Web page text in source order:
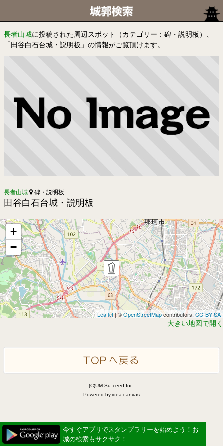
長者山城に投稿された周辺スポット（カテゴリー：碑・説明板）、
「田谷白石台城・説明板」の情報がご覧頂けます。
長者山城 碑・説明板
田谷白石台城・説明板
+
−
Leaflet| ©OpenStreetMapcontributors, CC-BY-SA
大きい地図で開く
(C)UM.Succeed,Inc.
Powered by idea canvas
今すぐアプリでスタンプラリーを始めよう！お
城の検索もサクサク！